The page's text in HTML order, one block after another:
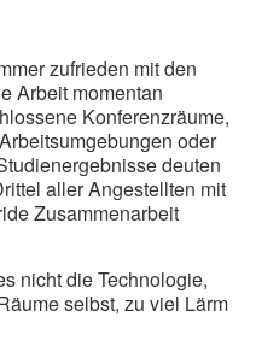
zufrieden mit den
Arbeit momentan
Konferenzräume,
oder
deuten
aller Angestellten mit
Zusammenarbeit
nicht die Technologie,
selbst, zu viel Lärm